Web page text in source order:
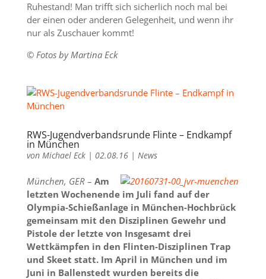
Ruhestand! Man trifft sich sicherlich noch mal bei
der einen oder anderen Gelegenheit, und wenn ihr
nur als Zuschauer kommt!
© Fotos by Martina Eck
RWS-Jugendverbandsrunde Flinte – Endkampf
in München
von Michael Eck| 02.08.16| News
München, GER– Am
letzten Wochenende im Juli fand auf der
Olympia-Schießanlage in München-Hochbrück
gemeinsam mit den Disziplinen Gewehr und
Pistole der letzte von Insgesamt drei
Wettkämpfen in den Flinten-Disziplinen Trap
und Skeet statt. Im April in München und im
Juni in Ballenstedt wurden bereits die